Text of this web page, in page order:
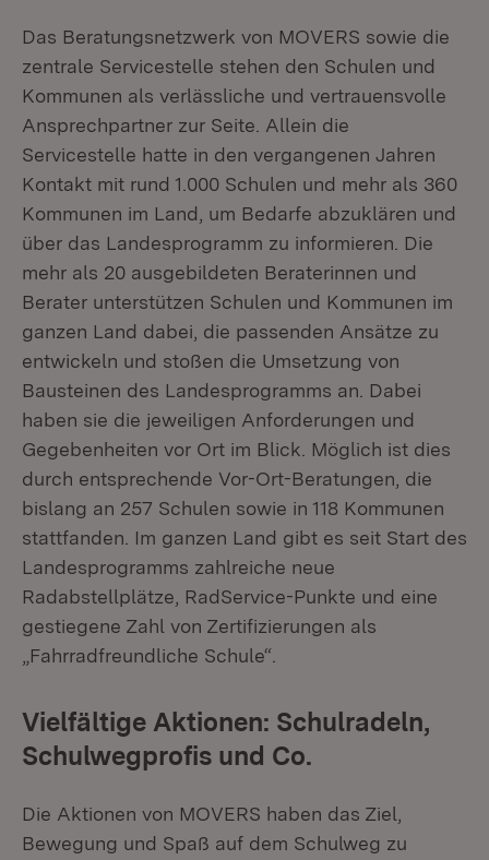
Das Beratungsnetzwerk von MOVERS sowie die
zentrale Servicestelle stehen den Schulen und
Kommunen als verlässliche und vertrauensvolle
Ansprechpartner zur Seite. Allein die
Servicestelle hatte in den vergangenen Jahren
Kontakt mit rund 1.000 Schulen und mehr als 360
Kommunen im Land, um Bedarfe abzuklären und
über das Landesprogramm zu informieren. Die
mehr als 20 ausgebildeten Beraterinnen und
Berater unterstützen Schulen und Kommunen im
ganzen Land dabei, die passenden Ansätze zu
entwickeln und stoßen die Umsetzung von
Bausteinen des Landesprogramms an. Dabei
haben sie die jeweiligen Anforderungen und
Gegebenheiten vor Ort im Blick. Möglich ist dies
durch entsprechende Vor-Ort-Beratungen, die
bislang an 257 Schulen sowie in 118 Kommunen
stattfanden. Im ganzen Land gibt es seit Start des
Landesprogramms zahlreiche neue
Radabstellplätze, RadService-Punkte und eine
gestiegene Zahl von Zertifizierungen als
„Fahrradfreundliche Schule“.
Vielfältige Aktionen: Schulradeln,
Schulwegprofis und Co.
Die Aktionen von MOVERS haben das Ziel,
Bewegung und Spaß auf dem Schulweg zu